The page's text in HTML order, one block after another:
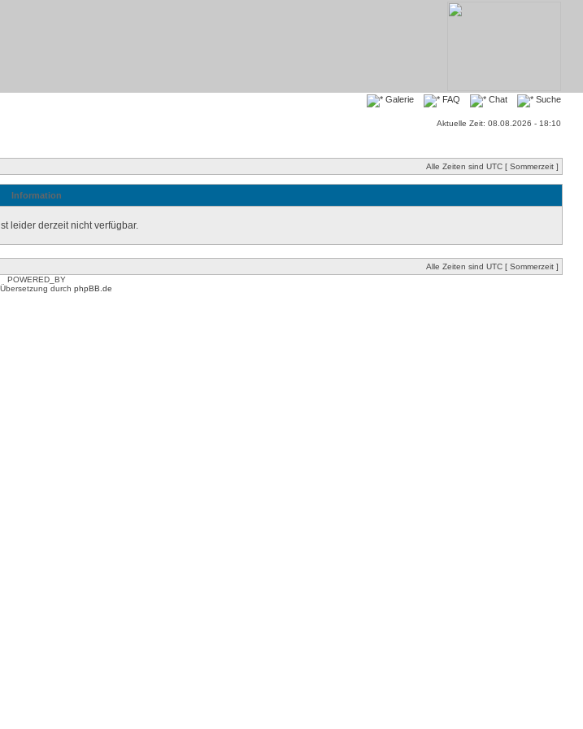
Galerie FAQ Chat Suche
Aktuelle Zeit: 08.08.2026 - 18:10
Alle Zeiten sind UTC [ Sommerzeit ]
Information
leider derzeit nicht verfügbar.
Alle Zeiten sind UTC [ Sommerzeit ]
POWERED_BY
durch phpBB.de